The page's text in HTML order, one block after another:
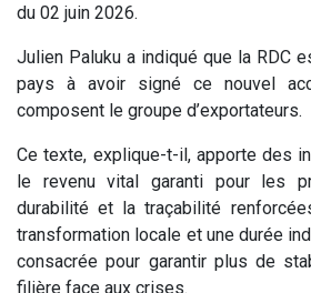
du 02 juin 2026.
Julien Paluku a indiqué que la RDC
pays à avoir signé ce nouvel
composent le groupe d’exportateurs.
Ce texte, explique-t-il, apporte des
le revenu vital garanti pour les
durabilité et la traçabilité
transformation locale et une durée
consacrée pour garantir plus de
filière face aux crises.